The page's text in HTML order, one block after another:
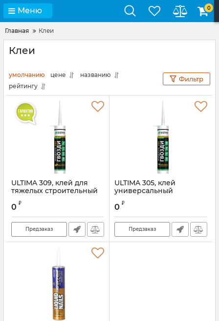
Меню 0
Главная Клеи
Клеи
умолчанию цене
названию
рейтингу
Фильтр
ULTIMA 309, клей для
тяжелых строительный
кор.-12шт.)
Артикул: ADHES30900S
0 ₽
Предзаказ
ULTIMA 305, клей
универсальный
акриле), 300мл (1 кор.-12
0 ₽
Предзаказ